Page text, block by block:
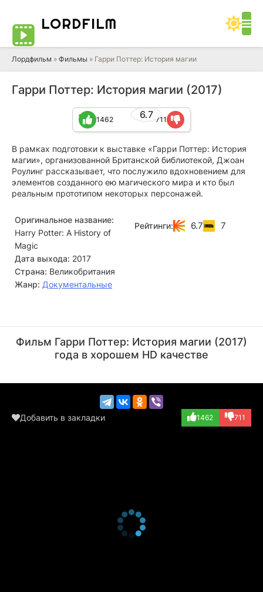
LORDFILM
Лордфильм » Фильмы » Гарри Поттер: История магии
Гарри Поттер: История магии (2017)
6.7
1462 711
В рамках подготовки к выставке «Гарри Поттер: История
магии», организованной Британской библиотекой, Джоан
Роулинг рассказывает, что послужило вдохновением для
элементов созданного ею магического мира и кто был
реальным прототипом некоторых персонажей.
Оригинальное название:
Harry Potter: A History of
Magic
Дата выхода: 2017
Страна: Великобритания
Жанр: Документальные
Рейтинги: 6.7 7
(играет саму себ...)
(играет самого с...)
Фильм Гарри Поттер: История магии (2017)
года в хорошем HD качестве
Добавить в закладки 1462 711